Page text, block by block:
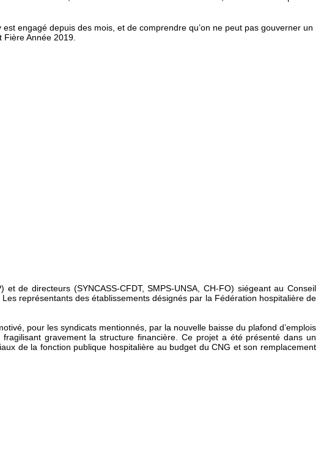
engagé depuis des mois, et de comprendre qu’on ne peut pas gouverner un
Année 2019.
de directeurs (SYNCASS-CFDT, SMPS-UNSA, CH-FO) siégeant au Conseil
représentants des établissements désignés par la Fédération hospitalière de
pour les syndicats mentionnés, par la nouvelle baisse du plafond d’emplois
gravement la structure financière. Ce projet a été présenté dans un
de la fonction publique hospitalière au budget du CNG et son remplacement